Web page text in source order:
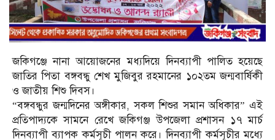
জকিগঞ্জে নানা আয়োজনের মধ্যদিয়ে দিনব্যাপী পালিত হয়েছে
জাতির পিতা বঙ্গবন্ধু শেখ মুজিবুর রহমানের ১০২তম জন্মবার্ষিকী
ও জাতীয় শিশু দিবস।
“বঙ্গবন্ধুর জন্মদিনের অঙ্গীকার, সকল শিশুর সমান অধিকার” এই
প্রতিপাদ্যকে সামনে রেখে জকিগঞ্জ উপজেলা প্রশাসন ১৭ মার্চ
দিনব্যাপী ব্যাপক কর্মসূচী পালন করে। দিনব্যাপী কর্মসূচীর মধ্যে